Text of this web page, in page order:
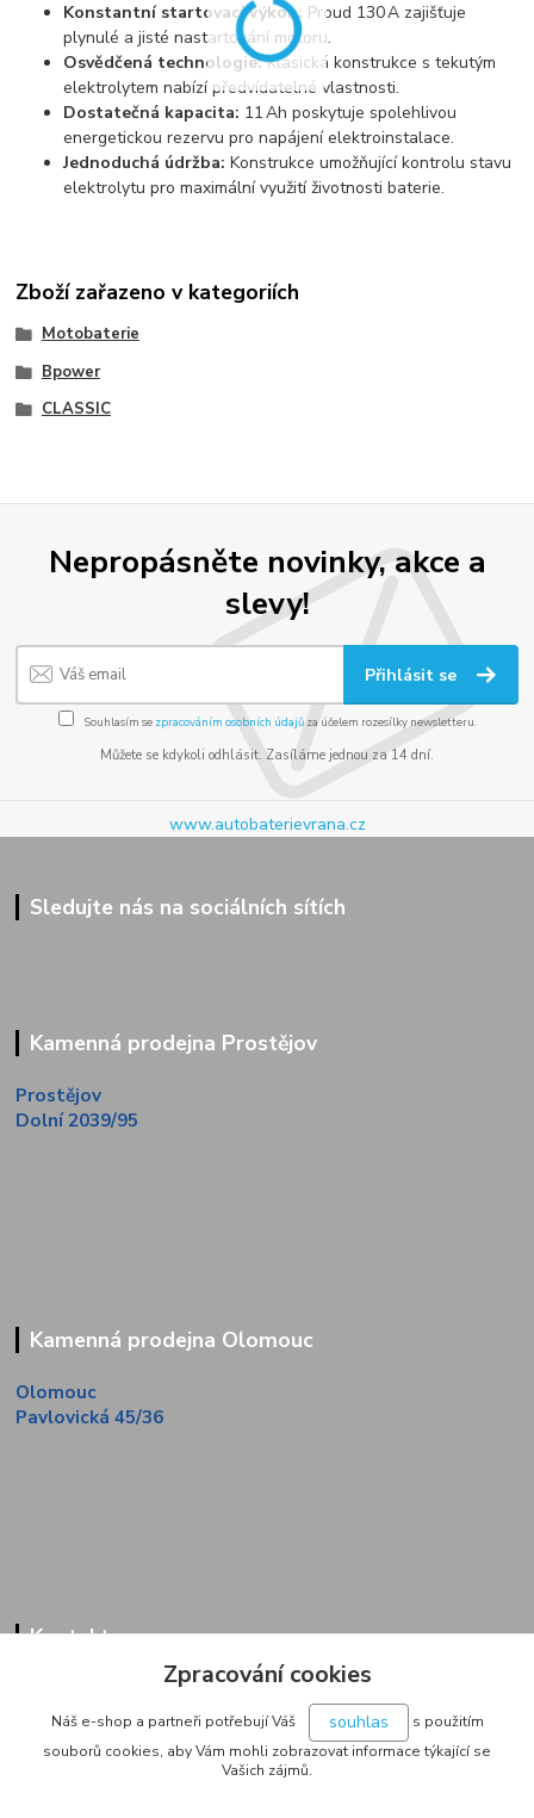
Konstantní startovací výkon: Proud 130 A zajišťuje
plynulé a jisté nastartování motoru.
Osvědčená technologie:Klasická konstrukce s tekutým
elektrolytem nabízí předvídatelné vlastnosti.
Dostatečná kapacita: 11 Ah poskytuje spolehlivou
energetickou rezervu pro napájení elektroinstalace.
Jednoduchá údržba: Konstrukce umožňující kontrolu stavu
elektrolytu pro maximální využití životnosti baterie.
Zboží zařazeno v kategoriích
Motobaterie
Bpower
CLASSIC
Nepropásněte novinky, akce a
slevy!
Přihlásit se
Souhlasím se zpracováním osobních údajůza účelem rozesílky newsletteru.
Můžete se kdykoli odhlásit. Zasíláme jednou za 14 dní.
www.autobaterievrana.cz
Sledujte nás na sociálních sítích
Kamenná prodejna Prostějov
Prostějov
Dolní 2039/95
Kamenná prodejna Olomouc
Olomouc
Pavlovická 45/36
Kontakty
Zákaznická linka
+420 733 713 851
Zpracování cookies
Náš e-shop a partneři potřebují Váš souhlas
s použitím
souborů cookies, aby Vám mohli zobrazovat informace týkající se
Vašich zájmů.